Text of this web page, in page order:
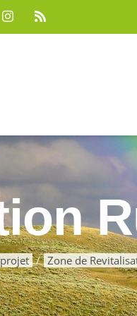
Instagram
Zone de